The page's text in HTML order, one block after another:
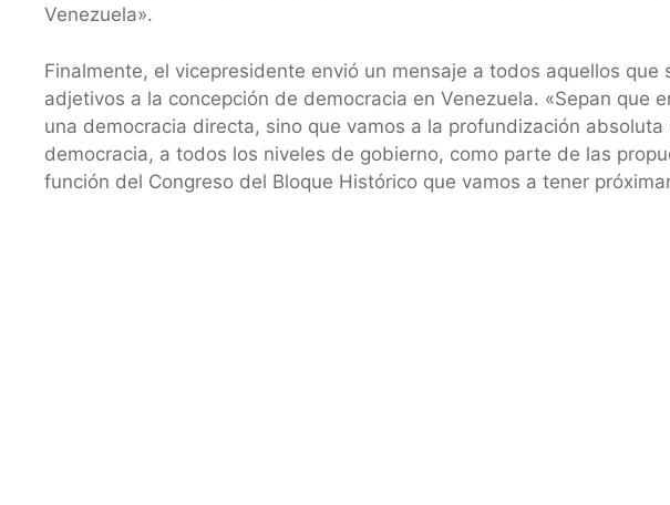
Venezuela».
Finalmente, el vicepresidente envió un mensaje a todos aquellos
adjetivos a la concepción de democracia en Venezuela. «Sepan que
una democracia directa, sino que vamos a la profundización
democracia, a todos los niveles de gobierno, como parte de las
función del Congreso del Bloque Histórico que vamos a tener